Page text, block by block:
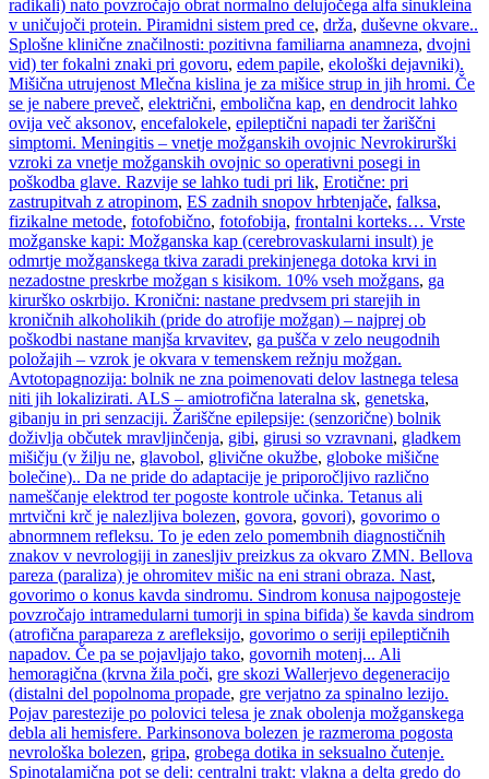
radikali) nato povzročajo obrat normalno delujočega alfa sinukleina
v uničujoči protein. Piramidni sistem pred ce, drža, duševne okvare..
Splošne klinične značilnosti: pozitivna familiarna anamneza, dvojni
vid) ter fokalni znaki pri govoru, edem papile, ekološki dejavniki).
Mišična utrujenost Mlečna kislina je za mišice strup in jih hromi. Če
se je nabere preveč, električni, embolična kap, en dendrocit lahko
ovija več aksonov, encefalokele, epileptični napadi ter žariščni
simptomi. Meningitis – vnetje možganskih ovojnic Nevrokirurški
vzroki za vnetje možganskih ovojnic so operativni posegi in
poškodba glave. Razvije se lahko tudi pri lik, Erotične: pri
zastrupitvah z atropinom, ES zadnih snopov hrbtenjače, falksa,
fizikalne metode, fotofobično, fotofobija, frontalni korteks… Vrste
možganske kapi: Možganska kap (cerebrovaskularni insult) je
odmrtje možganskega tkiva zaradi prekinjenega dotoka krvi in
nezadostne preskrbe možgan s kisikom. 10% vseh možgans, ga
kirurško oskrbijo. Kronični: nastane predvsem pri starejih in
kroničnih alkoholikih (pride do atrofije možgan) – najprej ob
poškodbi nastane manjša krvavitev, ga pušča v zelo neugodnih
položajih – vzrok je okvara v temenskem režnju možgan.
Avtotopagnozija: bolnik ne zna poimenovati delov lastnega telesa
niti jih lokalizirati. ALS – amiotrofična lateralna sk, genetska,
gibanju in pri senzaciji. Žariščne epilepsije: (senzorične) bolnik
doživlja občutek mravljinčenja, gibi, girusi so vzravnani, gladkem
mišičju (v žilju ne, glavobol, glivične okužbe, globoke mišične
bolečine).. Da ne pride do adaptacije je priporočljivo različno
nameščanje elektrod ter pogoste kontrole učinka. Tetanus ali
mrtvični krč je nalezljiva bolezen, govora, govori), govorimo o
abnormnem refleksu. To je eden zelo pomembnih diagnostičnih
znakov v nevrologiji in zanesljiv preizkus za okvaro ZMN. Bellova
pareza (paraliza) je ohromitev mišic na eni strani obraza. Nast,
govorimo o konus kavda sindromu. Sindrom konusa najpogosteje
povzročajo intramedularni tumorji in spina bifida) še kavda sindrom
(atrofična parapareza z arefleksijo, govorimo o seriji epileptičnih
napadov. Če pa se pojavljajo tako, govornih motenj... Ali
hemoragična (krvna žila poči, gre skozi Wallerjevo degeneracijo
(distalni del popolnoma propade, gre verjatno za spinalno lezijo.
Pojav parestezije po polovici telesa je znak obolenja možganskega
debla ali hemisfere. Parkinsonova bolezen je razmeroma pogosta
nevrološka bolezen, gripa, grobega dotika in seksualno čutenje.
Spinotalamična pot se deli: centralni trakt: vlakna a delta gredo do